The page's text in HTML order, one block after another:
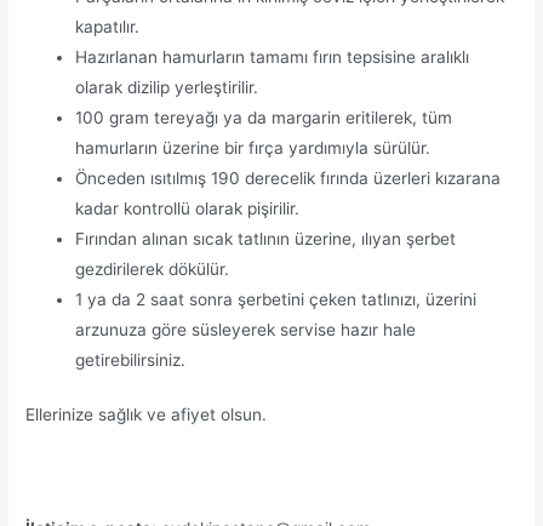
kapatılır.
Hazırlanan hamurların tamamı fırın tepsisine aralıklı
olarak dizilip yerleştirilir.
100 gram tereyağı ya da margarin eritilerek, tüm
hamurların üzerine bir fırça yardımıyla sürülür.
Önceden ısıtılmış 190 derecelik fırında üzerleri kızarana
kadar kontrollü olarak pişirilir.
Fırından alınan sıcak tatlının üzerine, ılıyan şerbet
gezdirilerek dökülür.
1 ya da 2 saat sonra şerbetini çeken tatlınızı, üzerini
arzunuza göre süsleyerek servise hazır hale
getirebilirsiniz.
Ellerinize sağlık ve afiyet olsun.